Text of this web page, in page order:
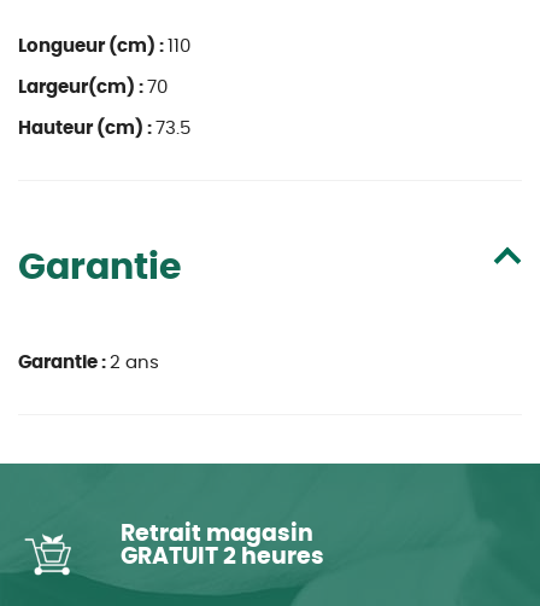
Longueur (cm) : 110
Largeur(cm) : 70
Hauteur (cm) : 73.5
Garantie
Garantie : 2 ans
Retrait magasin
GRATUIT 2 heures